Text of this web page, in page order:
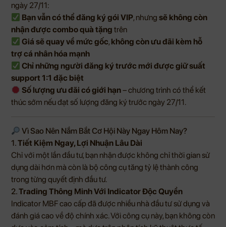
ngày 27/11:
Bạn vẫn có thể đăng ký gói VIP, nhưngsẽ không còn
nhận được combo quà tặng trên
Giá sẽ quay về mức gốc, không còn ưu đãi kèm hỗ
trợ cá nhân hóa mạnh
Chỉ những người đăng ký trước mới được giữ suất
support 1:1 đặc biệt
Số lượng ưu đãi có giới hạn– chương trình có thể kết
thúc sớm nếu đạt số lượng đăng ký trước ngày 27/11.
Vì Sao Nên Nắm Bắt Cơ Hội Này Ngay Hôm Nay?
1.Tiết Kiệm Ngay, Lợi Nhuận Lâu Dài
Chỉ với một lần đầu tư, bạn nhận được không chỉ thời gian sử
dụng dài hơn mà còn là bộ công cụ tăng tỷ lệ thành công
trong từng quyết định đầu tư.
2.Trading Thông Minh Với Indicator Độc Quyền
Indicator MBF cao cấp đã được nhiều nhà đầu tư sử dụng và
đánh giá cao về độ chính xác. Với công cụ này, bạn không còn